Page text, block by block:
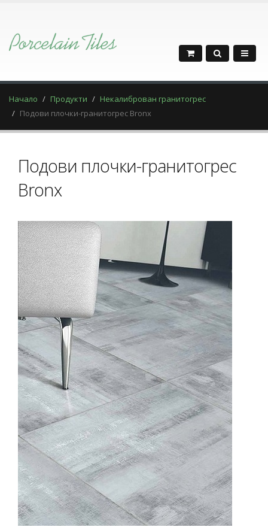
Начало Продукти
Некалиброван гранитогрес
Подови плочки-гранитогрес Bronx
Подови плочки-гранитогрес
Bronx